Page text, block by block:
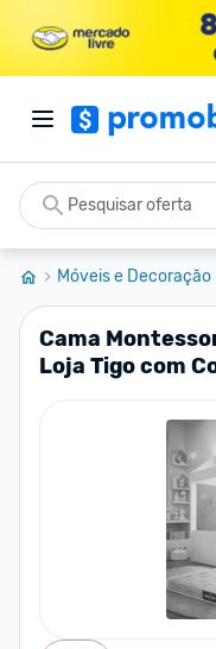
Móveis e Decoração
Cama
Loja Tigo com